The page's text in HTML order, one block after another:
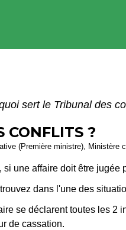
sert le Tribunal des
CONFLITS ?
(Première ministre), Ministère
une affaire doit être jugée
dans l'une des
se déclarent toutes les 2
de cassation.